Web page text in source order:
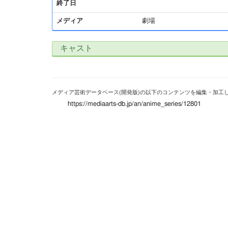
終了日
メディア 劇場
キャスト
メディア芸術データベース(開発版)の以下のコンテンツを編集・加工
https://mediaarts-db.jp/an/anime_series/12801